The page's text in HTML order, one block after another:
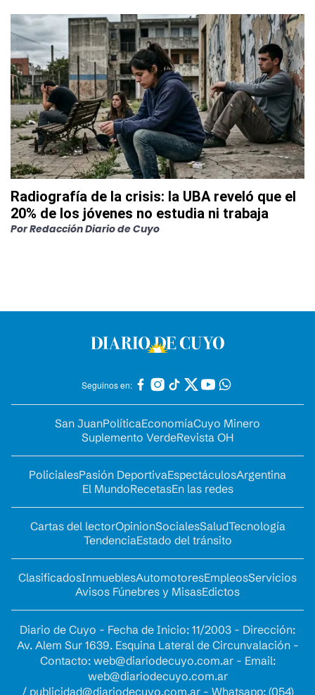
Radiografía de la crisis: la UBA reveló que el
20% de los jóvenes no estudia ni trabaja
PorRedacción Diario de Cuyo
Seguinos en:
San JuanPolíticaEconomíaCuyo Minero
Suplemento VerdeRevista OH
PolicialesPasión DeportivaEspectáculosArgentina
El MundoRecetasEn las redes
Cartas del lectorOpinionSocialesSaludTecnología
TendenciaEstado del tránsito
ClasificadosInmueblesAutomotoresEmpleosServicios
Avisos Fúnebres y MisasEdictos
Diario de Cuyo - Fecha de Inicio: 11/2003 - Dirección:
Av. Alem Sur 1639. Esquina Lateral de Circunvalación -
Contacto: web@diariodecuyo.com.ar- Email:
web@diariodecuyo.com.ar
/ publicidad@diariodecuyo.com.ar- Whatsapp: (054)